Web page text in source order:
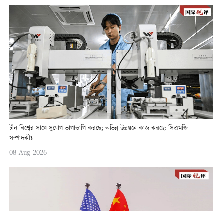
চীন বিশ্বের সাথে সুযোগ ভাগাভাগি করছে; অভিন্ন উন্নয়নে কাজ করছে: সিএমজি
সম্পাদকীয়
08-Aug-2026